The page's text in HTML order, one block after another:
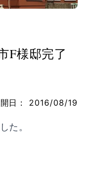
F様邸完了
日： 2016/08/19
た。